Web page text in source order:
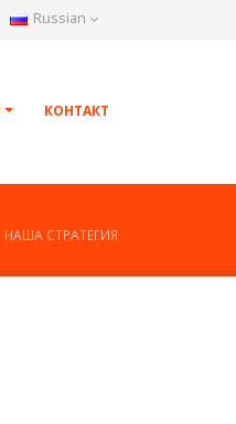
Russian
КОНТАКТ
НАША СТРАТЕГИЯ